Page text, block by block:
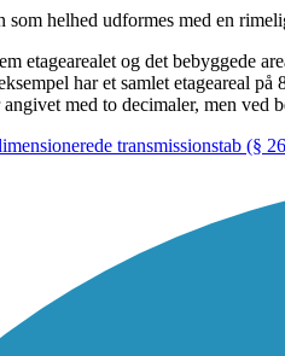
helhed udformes med en
etagearealet og det bebyggede
har et samlet etageareal
med to decimaler, men
transmissionstab (§